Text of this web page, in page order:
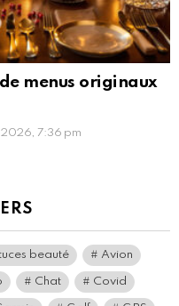
menus originaux
2026, 7:36 pm
beauté Avion
Chat Covid